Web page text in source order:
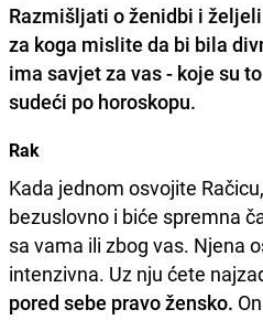
Razmišljati o ženidbi i
za koga mislite da bi bila
ima savjet za vas - koje su
sudeći po horoskopu.
Rak
Kada jednom osvojite
bezuslovno i biće spremna
sa vama ili zbog vas. Njena
intenzivna. Uz nju ćete
pored sebe pravo žensko.